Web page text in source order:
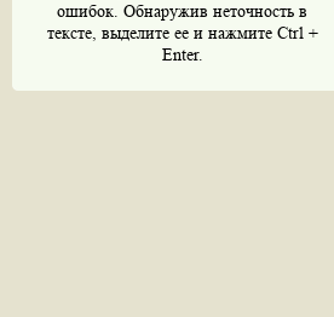
ошибок. Обнаружив неточность в
тексте, выделите ее и нажмите Ctrl +
Enter.